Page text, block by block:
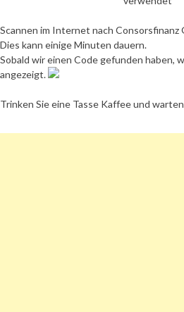
Scannen im Internet nach Consorsfinanz
Dies kann einige Minuten dauern.
Sobald wir einen Code gefunden haben,
angezeigt.
Trinken Sie eine Tasse Kaffee und warten